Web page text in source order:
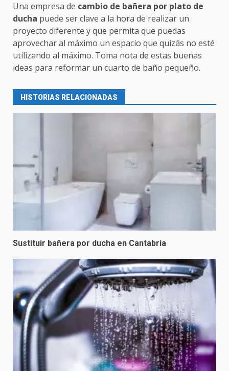
Una empresa de cambio de bañera por plato de
ducha puede ser clave a la hora de realizar un
proyecto diferente y que permita que puedas
aprovechar al máximo un espacio que quizás no esté
utilizando al máximo. Toma nota de estas buenas
ideas para reformar un cuarto de baño pequeño.
HISTORIAS RELACIONADAS
Sustituir bañera por ducha en Cantabria
3
Reformas de Ducha
4
Selección de Materiales y
Equipamiento para el Baño